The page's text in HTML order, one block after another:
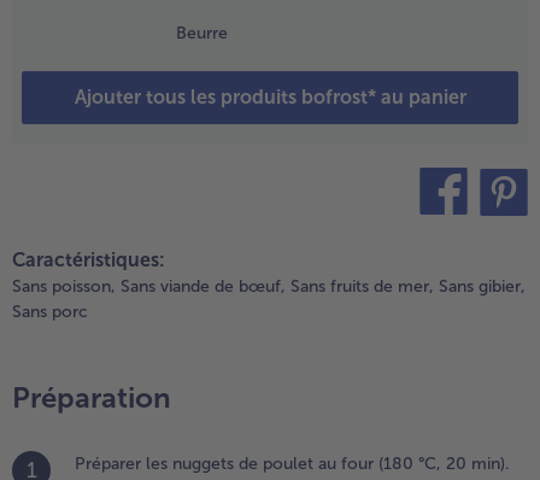
Beurre
Ajouter tous les produits bofrost* au panier
poivron
le
et
une
et
Caractéristiques:
Sans poisson, Sans viande de bœuf, Sans fruits de mer, Sans gibier,
Sans porc
Préparation
1 Préparer les nuggets de poulet au four (180 °C, 20 min).